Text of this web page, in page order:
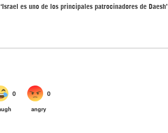
‘Israel es uno de los principales patrocinadores de Daesh’